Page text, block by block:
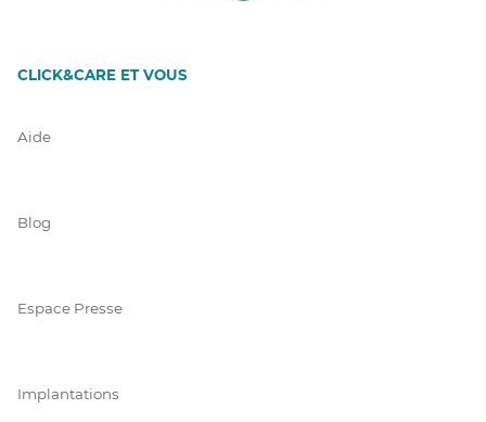
CLICK&CARE ET VOUS
Aide
Blog
Espace Presse
Implantations